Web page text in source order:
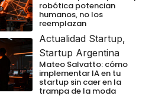
robótica potencian
humanos, no los
reemplazan
Actualidad Startup,
Startup Argentina
Mateo Salvatto: cómo
implementar IA en tu
startup sin caer en la
trampa de la moda